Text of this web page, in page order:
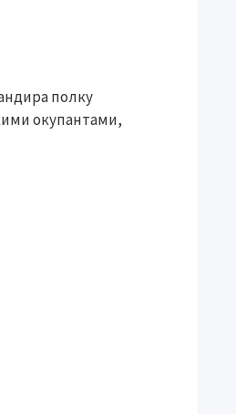
полку
окупантами,